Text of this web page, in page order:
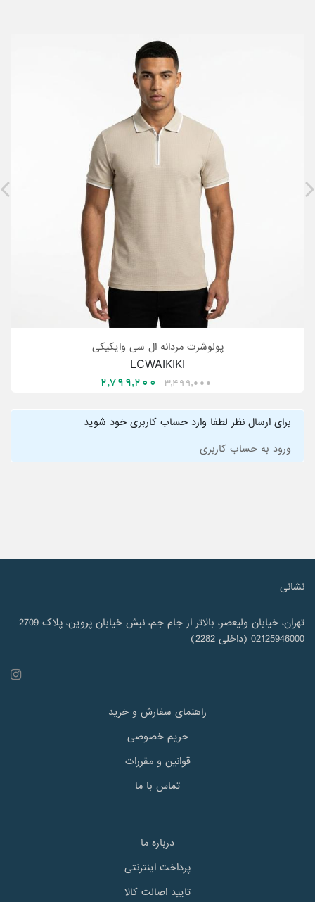
پولوشرت مردانه ال سی وایکیکی
LCWAIKIKI
3,499,000
برای ارسال نظر لطفا وارد حساب کاربری خود شوید
ورود به حساب کاربری
نشانی
تهران، خیابان ولیعصر، بالاتر از جام جم، نبش خیابان پروین، پلاک 2709
02125946000 (داخلی 2282)
راهنمای سفارش و خرید
حریم خصوصی
قوانین و مقررات
تماس با ما
درباره ما
پرداخت اینترنتی
تایید اصالت کالا